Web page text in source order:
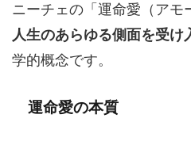
ニーチェの「運命愛（アモ
人生のあらゆる側面を受け
学的概念です。
運命愛の本質